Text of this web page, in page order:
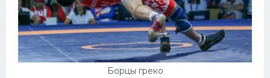
Борцы греко